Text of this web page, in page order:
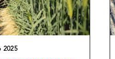
2025